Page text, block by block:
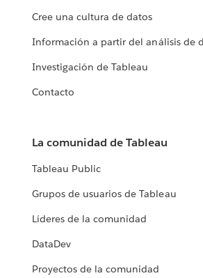
Cree una cultura de datos
Información a partir del análisis de
Investigación de Tableau
Contacto
La comunidad de Tableau
Tableau Public
Grupos de usuarios de Tableau
Líderes de la comunidad
DataDev
Proyectos de la comunidad